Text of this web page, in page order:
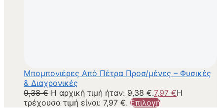
Μπομπονιέρες Από Πέτρα Προσ/μένες – Φυσικές
& Διαχρονικές
9,38€ Η αρχική τιμή ήταν: 9,38 €.7,97 €Η
τρέχουσα τιμή είναι: 7,97 €. Επιλογή